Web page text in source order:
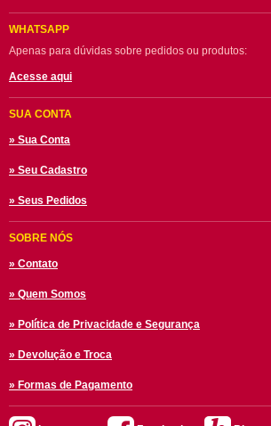
WHATSAPP
Apenas para dúvidas sobre pedidos ou produtos:
Acesse aqui
SUA CONTA
» Sua Conta
» Seu Cadastro
» Seus Pedidos
SOBRE NÓS
» Contato
» Quem Somos
» Política de Privacidade e Segurança
» Devolução e Troca
» Formas de Pagamento